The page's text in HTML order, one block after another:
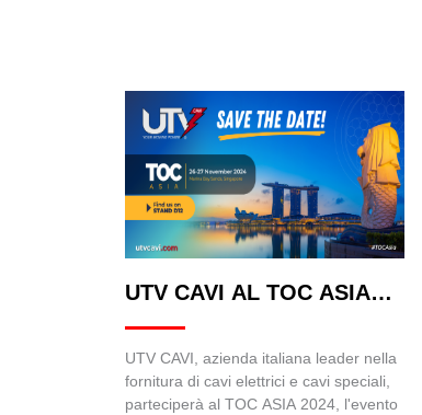
UTV CAVI AL TOC ASIA
2024
UTV CAVI, azienda italiana leader nella
fornitura di cavi elettrici e cavi speciali,
parteciperà al TOC ASIA 2024, l'evento